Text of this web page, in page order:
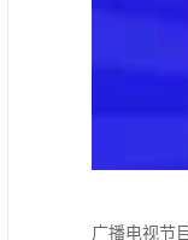
广播电视节